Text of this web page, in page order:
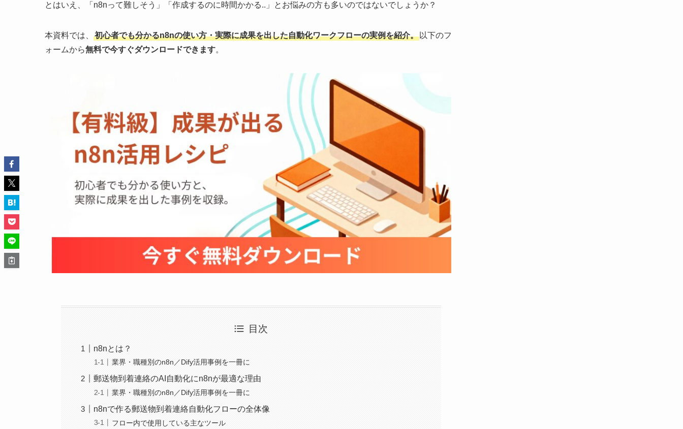
とはいえ、「n8nって難しそう」「作成するのに時間かかる..」とお悩みの方も多いのではないでしょうか？
本資料では、 初心者でも分かるn8nの使い方・実際に成果を出した自動化ワークフローの実例を紹介。 以下のフ
ォームから無料で今すぐダウンロードできます。
目次
n8nとは？
業界・職種別のn8n／Dify活用事例を一冊に
郵送物到着連絡のAI自動化にn8nが最適な理由
業界・職種別のn8n／Dify活用事例を一冊に
n8nで作る郵送物到着連絡自動化フローの全体像
フロー内で使用している主なツール